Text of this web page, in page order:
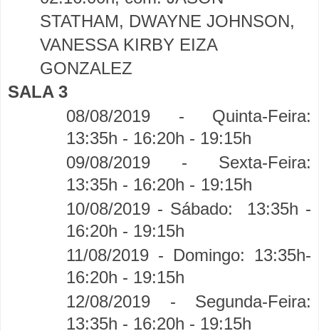
STATHAM, DWAYNE JOHNSON,
VANESSA KIRBY EIZA
GONZALEZ
SALA 3
08/08/2019 - Quinta-Feira:
13:35h - 16:20h - 19:15h
09/08/2019 - Sexta-Feira:
13:35h - 16:20h - 19:15h
10/08/2019 - Sábado:
13:35h -
16:20h - 19:15h
11/08/2019 - Domingo: 13:35h-
16:20h - 19:15h
12/08/2019 - Segunda-Feira:
13:35h - 16:20h - 19:15h